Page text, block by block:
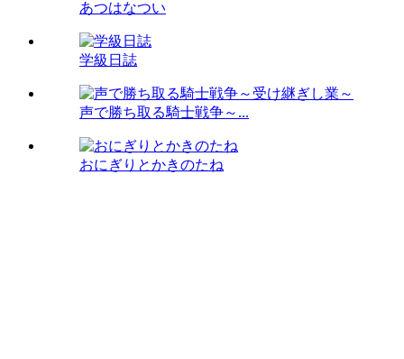
あつはなつい
学級日誌
声で勝ち取る騎士戦争～...
おにぎりとかきのたね